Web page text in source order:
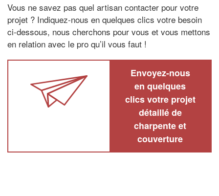
Vous ne savez pas quel artisan contacter pour votre
projet ? Indiquez-nous en quelques clics votre besoin
ci-dessous, nous cherchons pour vous et vous mettons
en relation avec le pro qu’il vous faut !
Envoyez-nous
en quelques
clics votre projet
détaillé de
charpente et
couverture